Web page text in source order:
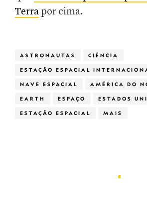
Terra por cima.
ASTRONAUTAS CIÊNCIA
ESTAÇÃO ESPACIAL
NAVE ESPACIAL AMÉRICA DO
EARTH ESPAÇO ESTADOS
ESTAÇÃO ESPACIAL MAIS